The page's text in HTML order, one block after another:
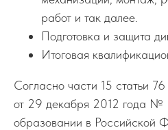
работ и так далее.
Подготовка и защита
Итоговая
Согласно части 15 статьи
от 29 декабря 2012 года
образовании в Российской